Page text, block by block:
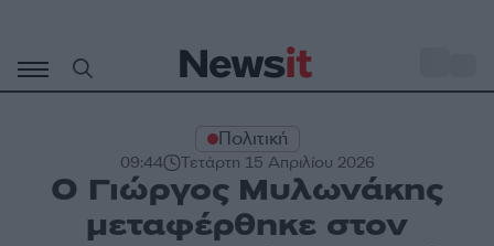
περιεχόμενο
Πολιτική
09:44 Τετάρτη 15 Απριλίου 2026
Ο Γιώργος Μυλωνάκης
μεταφέρθηκε στον